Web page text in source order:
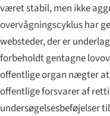
været stabil, men ikke
overvågningscyklus har
websteder, der er
forbeholdt gentagne
offentlige organ nægter
offentlige forsvarer af
undersøgelsesbeføjelser